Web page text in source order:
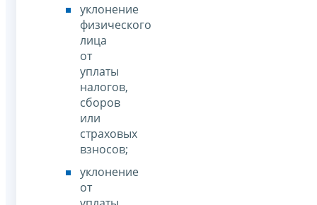
уклонение
физического
лица
от
уплаты
налогов,
сборов
или
страховых
взносов;
уклонение
от